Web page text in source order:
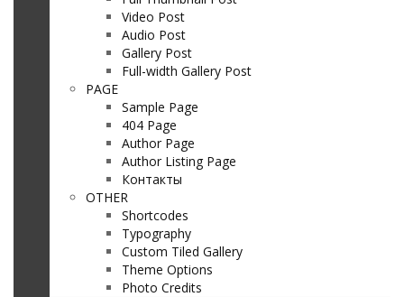
Video Post
Audio Post
Gallery Post
Full-width Gallery Post
PAGE
Sample Page
404 Page
Author Page
Author Listing Page
Контакты
OTHER
Shortcodes
Typography
Custom Tiled Gallery
Theme Options
Photo Credits